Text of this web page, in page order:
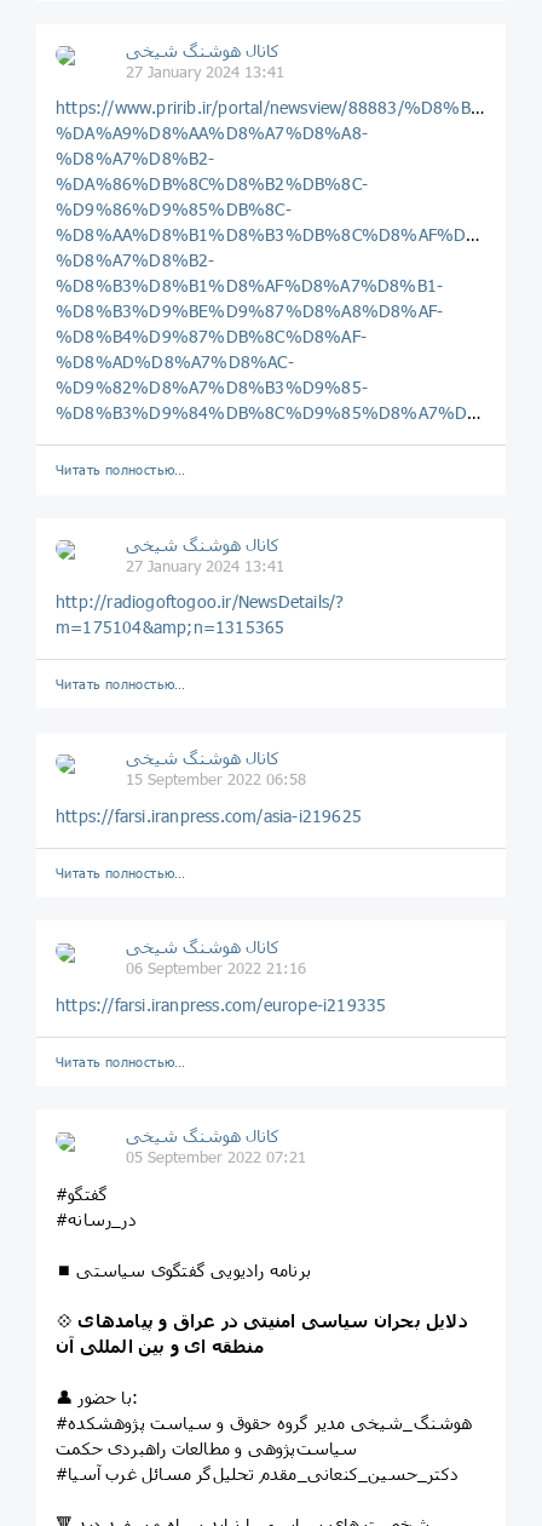
️️كانال هوشنگ شیخی️
27 January 2024 13:41
https://www.pririb.ir/portal/newsview/88883/
%DA%A9%D8%AA%D8%A7%D8%A8-
%D8%A7%D8%B2-
%DA%86%DB%8C%D8%B2%DB%8C-
%D9%86%D9%85%DB%8C-
%D8%AA%D8%B1%D8%B3%DB%8C%D8%AF%D9%85-
%D8%A7%D8%B2-
%D8%B3%D8%B1%D8%AF%D8%A7%D8%B1-
%D8%B3%D9%BE%D9%87%D8%A8%D8%AF-
%D8%B4%D9%87%DB%8C%D8%AF-
%D8%AD%D8%A7%D8%AC-
%D9%82%D8%A7%D8%B3%D9%85-
%D8%B3%D9%84%DB%8C%D9%85%D8%A7%D9%86%DB%8C
Читать полностью…
️️كانال هوشنگ شیخی️
27 January 2024 13:41
http://radiogoftogoo.ir/NewsDetails/?
m=175104&amp;n=1315365
Читать полностью…
️️كانال هوشنگ شیخی️
15 September 2022 06:58
https://farsi.iranpress.com/asia-i219625
Читать полностью…
️️كانال هوشنگ شیخی️
06 September 2022 21:16
https://farsi.iranpress.com/europe-i219335
Читать полностью…
️️كانال هوشنگ شیخی️
05 September 2022 07:21
#گفتگو
#در_رسانه
⏹ برنامه رادیویی گفتگوی سیاستی
💠دلایل بحران سیاسی امنیتی در عراق و پیامدهای
منطقه ای و بین المللی آن
👤 با حضور:
#هوشنگ_شیخی مدیر گروه حقوق و سیاست پژوهشکده
سیاست‌پژوهی و مطالعات راهبردی حکمت
#دکتر_حسین_کنعانی_مقدم تحلیل‌گر مسائل غرب آسیا